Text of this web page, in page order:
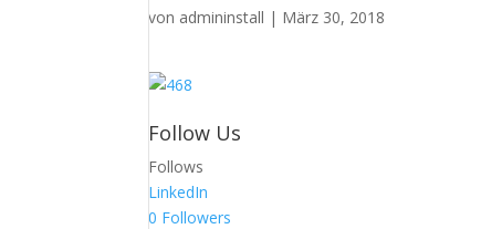
von admininstall | März 30, 2018
Follow Us
Follows
LinkedIn
0 Followers